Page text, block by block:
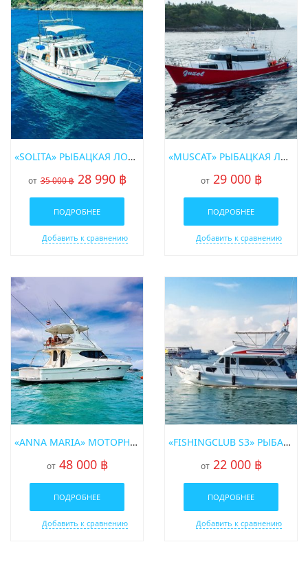
«SOLITA» РЫБАЦКАЯ ЛОДКА
от 35 000 ฿ 28 990 ฿
ПОДРОБНЕЕ
Добавить к сравнению
«MUSCAT» РЫБАЦКАЯ ЛОДКА
от 29 000 ฿
ПОДРОБНЕЕ
Добавить к сравнению
«ANNA MARIA» МОТОРНАЯ ЯХТА
от 48 000 ฿
ПОДРОБНЕЕ
Добавить к сравнению
«FISHINGCLUB S3» РЫБАЦКАЯ ЛОДКА
от 22 000 ฿
ПОДРОБНЕЕ
Добавить к сравнению